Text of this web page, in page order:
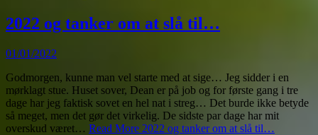
2022 og tanker om at slå til…
01/01/2022
Godmorgen, kunne man vel starte med at sige… Jeg sidder i en
mørklagt stue. Huset sover, Dean er på job og for første gang i tre
dage har jeg faktisk sovet en hel nat i streg… Det burde ikke betyde
så meget, men det gør det virkelig. De sidste par dage har mit
overskud været… Read More 2022 og tanker om at slå til…